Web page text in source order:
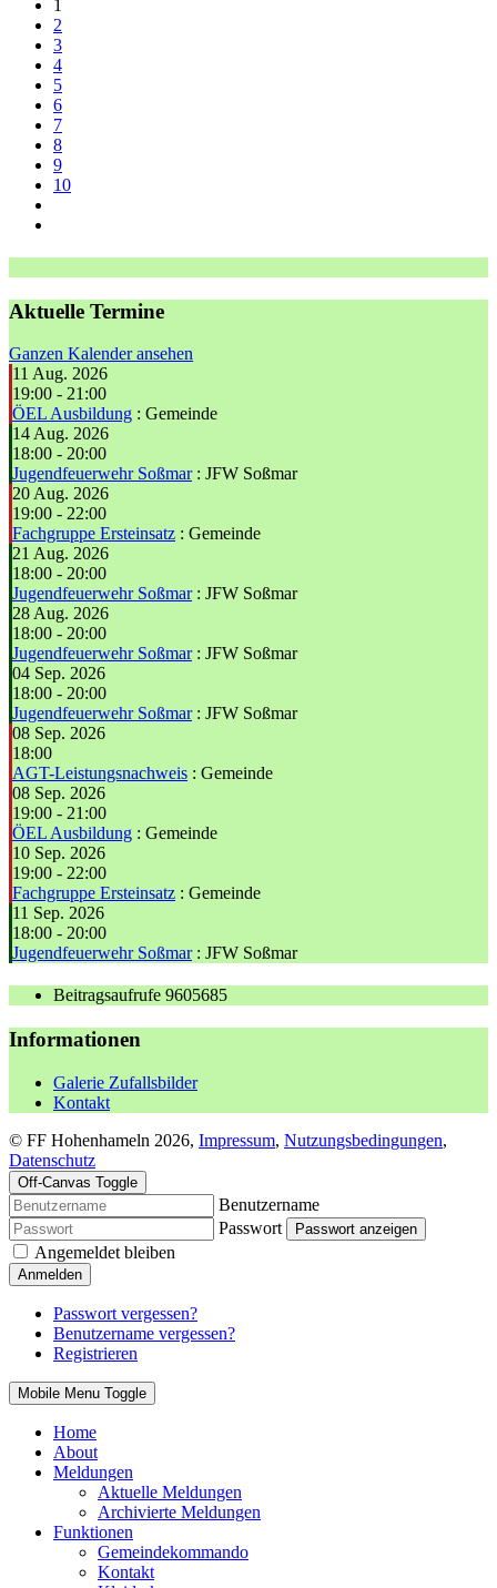
1
2
3
4
5
6
7
8
9
10
Aktuelle Termine
Ganzen Kalender ansehen
11 Aug. 2026
19:00 - 21:00
ÖEL Ausbildung : Gemeinde
14 Aug. 2026
18:00 - 20:00
Jugendfeuerwehr Soßmar: JFW Soßmar
20 Aug. 2026
19:00 - 22:00
Fachgruppe Ersteinsatz : Gemeinde
21 Aug. 2026
18:00 - 20:00
Jugendfeuerwehr Soßmar: JFW Soßmar
28 Aug. 2026
18:00 - 20:00
Jugendfeuerwehr Soßmar: JFW Soßmar
04 Sep. 2026
18:00 - 20:00
Jugendfeuerwehr Soßmar: JFW Soßmar
08 Sep. 2026
18:00
AGT-Leistungsnachweis : Gemeinde
08 Sep. 2026
19:00 - 21:00
ÖEL Ausbildung : Gemeinde
10 Sep. 2026
19:00 - 22:00
Fachgruppe Ersteinsatz : Gemeinde
11 Sep. 2026
18:00 - 20:00
Jugendfeuerwehr Soßmar: JFW Soßmar
Beitragsaufrufe 9605685
Informationen
Galerie Zufallsbilder
Kontakt
© FF Hohenhameln 2026, Impressum, Nutzungsbedingungen,
Datenschutz
Off-Canvas Toggle
Benutzername
Passwort
Passwort anzeigen
Angemeldet bleiben
Anmelden
Passwort vergessen?
Benutzername vergessen?
Registrieren
Mobile Menu Toggle
Home
About
Meldungen
Aktuelle Meldungen
Archivierte Meldungen
Funktionen
Gemeindekommando
Kontakt